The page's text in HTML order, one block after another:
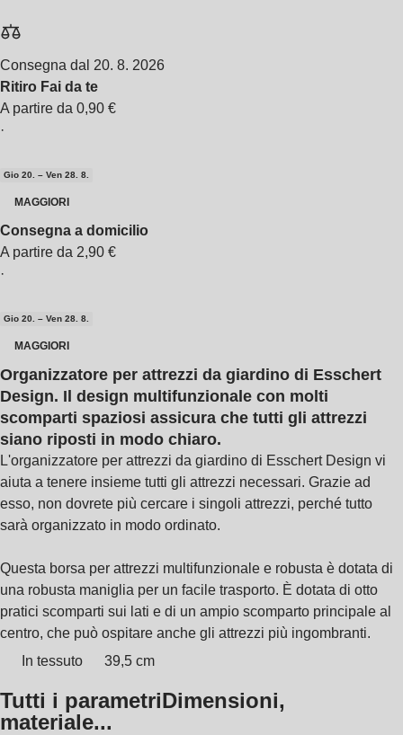
Consegna dal 20. 8. 2026
Ritiro Fai da te
A partire da 0,90 €
·
Gio 20. – Ven 28. 8.
MAGGIORI
Consegna a domicilio
A partire da 2,90 €
·
Gio 20. – Ven 28. 8.
MAGGIORI
Organizzatore per attrezzi da giardino di Esschert
Design. Il design multifunzionale con molti
scomparti spaziosi assicura che tutti gli attrezzi
siano riposti in modo chiaro.
L'organizzatore per attrezzi da giardino di Esschert Design vi
aiuta a tenere insieme tutti gli attrezzi necessari. Grazie ad
esso, non dovrete più cercare i singoli attrezzi, perché tutto
sarà organizzato in modo ordinato.
Questa borsa per attrezzi multifunzionale e robusta è dotata di
una robusta maniglia per un facile trasporto. È dotata di otto
pratici scomparti sui lati e di un ampio scomparto principale al
centro, che può ospitare anche gli attrezzi più ingombranti.
In tessuto
39,5 cm
Tutti i parametriDimensioni,
materiale...